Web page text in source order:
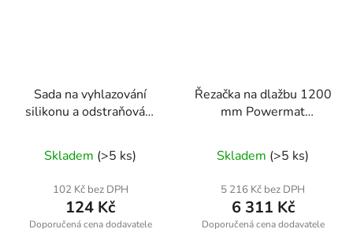
Sada na vyhlazování
silikonu a odstraňování
Skladem (>5 ks)
102 Kč bez DPH
124 Kč
Řezačka na dlažbu 1200
mm Powermat
Skladem (>5 ks)
5 216 Kč bez DPH
6 311 Kč